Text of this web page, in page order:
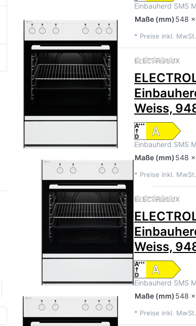
Einbauherd SMS
Maße (mm) 548
* Preise inkl.
ELECTROLUXZu
Weiss,
Einbauherd SMS
Maße (mm) 548
* Preise inkl.
ELECTROLUXZu
Weiss,
Einbauherd SMS
Maße (mm) 548
* Preise inkl.